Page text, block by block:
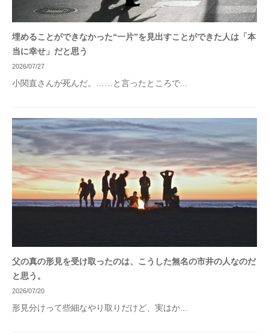
埋めることができなかった“一片”を見出すことができた人は「本
当に幸せ」だと思う
2026/07/27
小関直さんが死んだ。……と言ったところで...
父の真の形見を受け取ったのは、こうした無名の市井の人なのだ
と思う。
2026/07/20
形見分けって些細なやり取りだけど、実はか...